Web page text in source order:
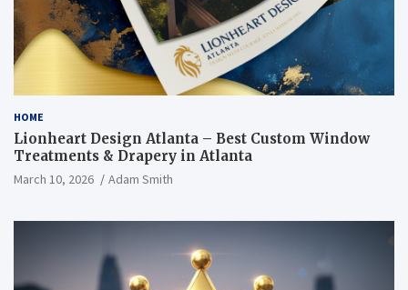
HOME
Lionheart Design Atlanta – Best Custom Window
Treatments & Drapery in Atlanta
March 10, 2026 Adam Smith